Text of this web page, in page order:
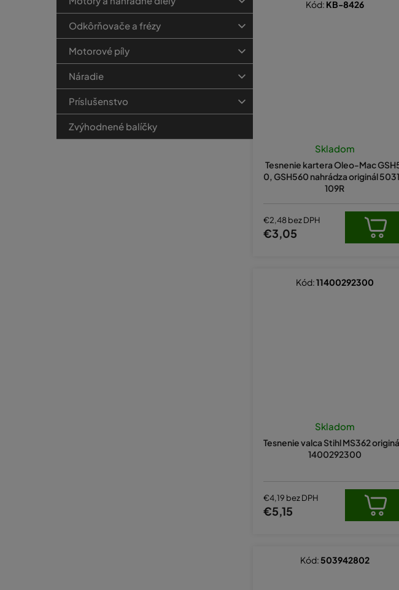
Odkôrňovače a frézy
Motorové píly
Náradie
Príslušenstvo
Zvýhodnené balíčky
Tesnenie kartera Oleo-Mac
0, GSH560 nahrádza originál
109R
Skladom
€2,48 bez DPH
€3,05
Kód: KB-8426
Tesnenie valca Stihl MS362
1400292300
Skladom
€4,19 bez DPH
€5,15
Kód:11400292300
Kód: 503942802